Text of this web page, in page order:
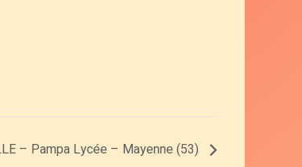
– Pampa Lycée – Mayenne (53)